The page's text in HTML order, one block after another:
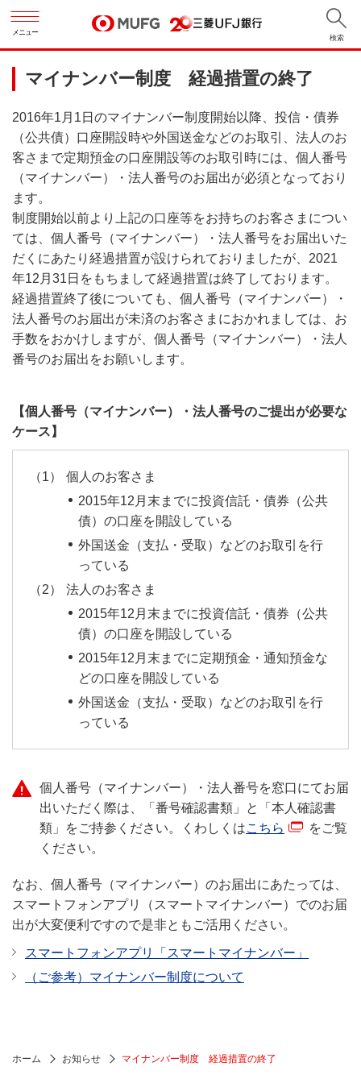
メニュー
検索
マイナンバー制度 経過措置の終了
2016年1月1日のマイナンバー制度開始以降、投信・債券
（公共債）口座開設時や外国送金などのお取引、法人のお
客さまで定期預金の口座開設等のお取引時には、個人番号
（マイナンバー）・法人番号のお届出が必須となっており
ます。
制度開始以前より上記の口座等をお持ちのお客さまについ
ては、個人番号（マイナンバー）・法人番号をお届出いた
だくにあたり経過措置が設けられておりましたが、2021
年12月31日をもちまして経過措置は終了しております。
経過措置終了後についても、個人番号（マイナンバー）・
法人番号のお届出が未済のお客さまにおかれましては、お
手数をおかけしますが、個人番号（マイナンバー）・法人
番号のお届出をお願いします。
【個人番号（マイナンバー）・法人番号のご提出が必要な
ケース】
個人のお客さま
2015年12月末までに投資信託・債券（公共
債）の口座を開設している
外国送金（支払・受取）などのお取引を行
っている
法人のお客さま
2015年12月末までに投資信託・債券（公共
債）の口座を開設している
2015年12月末までに定期預金・通知預金な
どの口座を開設している
外国送金（支払・受取）などのお取引を行
っている
個人番号（マイナンバー）・法人番号を窓口にてお届
出いただく際は、「番号確認書類」と「本人確認書
類」をご持参ください。くわしくはこちら
をご覧
ください。
なお、個人番号（マイナンバー）のお届出にあたっては、
スマートフォンアプリ（スマートマイナンバー）でのお届
出が大変便利ですので是非ともご活用ください。
スマートフォンアプリ「スマートマイナンバー」
（ご参考）マイナンバー制度について
ホーム お知らせ マイナンバー制度 経過措置の終了